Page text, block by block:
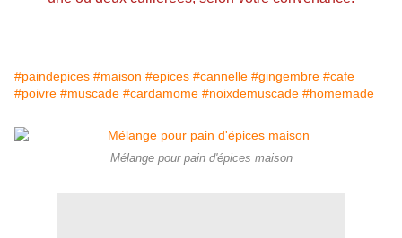
#paindepices #maison #epices #cannelle #gingembre #cafe
#poivre #muscade #cardamome #noixdemuscade #homemade
Mélange pour pain d'épices maison